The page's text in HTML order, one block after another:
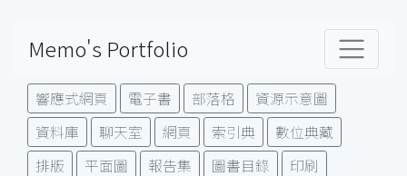
Memo's Portfolio
響應式網頁 電子書 部落格
資源示意圖
資料庫
聊天室 網頁 索引典
數位典藏
排版
平面圖 報告集 圖書目錄
印刷